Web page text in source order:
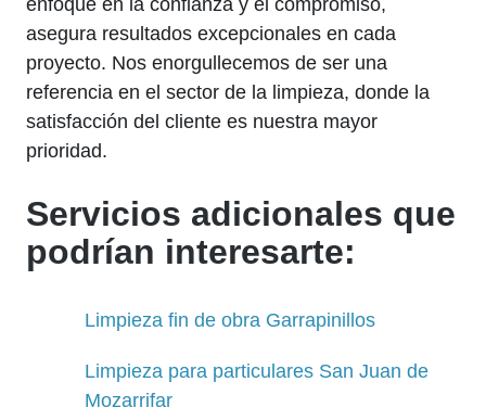
enfoque en la confianza y el compromiso,
asegura resultados excepcionales en cada
proyecto. Nos enorgullecemos de ser una
referencia en el sector de la limpieza, donde la
satisfacción del cliente es nuestra mayor
prioridad.
Servicios adicionales que
podrían interesarte:
Limpieza fin de obra Garrapinillos
Limpieza para particulares San Juan de
Mozarrifar